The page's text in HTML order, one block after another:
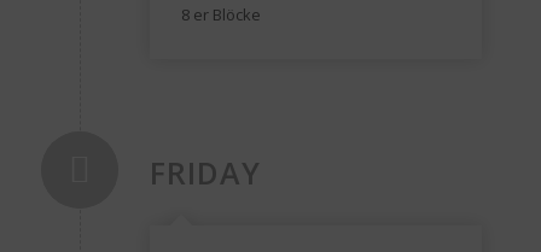
8 er Blöcke
FRIDAY